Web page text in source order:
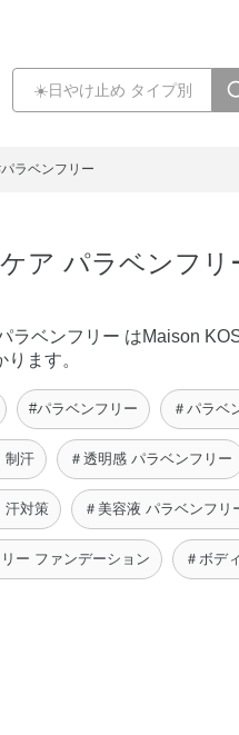
ラベンフリー
ア パラベンフリ
ラベンフリー はMaison
ます。
#パラベンフリー ＃パラベ
制汗 ＃透明感 パラベンフリー
汗対策 ＃美容液 パラベンフリ
ー ファンデーション ＃ボデ